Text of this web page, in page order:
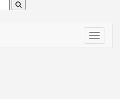
Toggle